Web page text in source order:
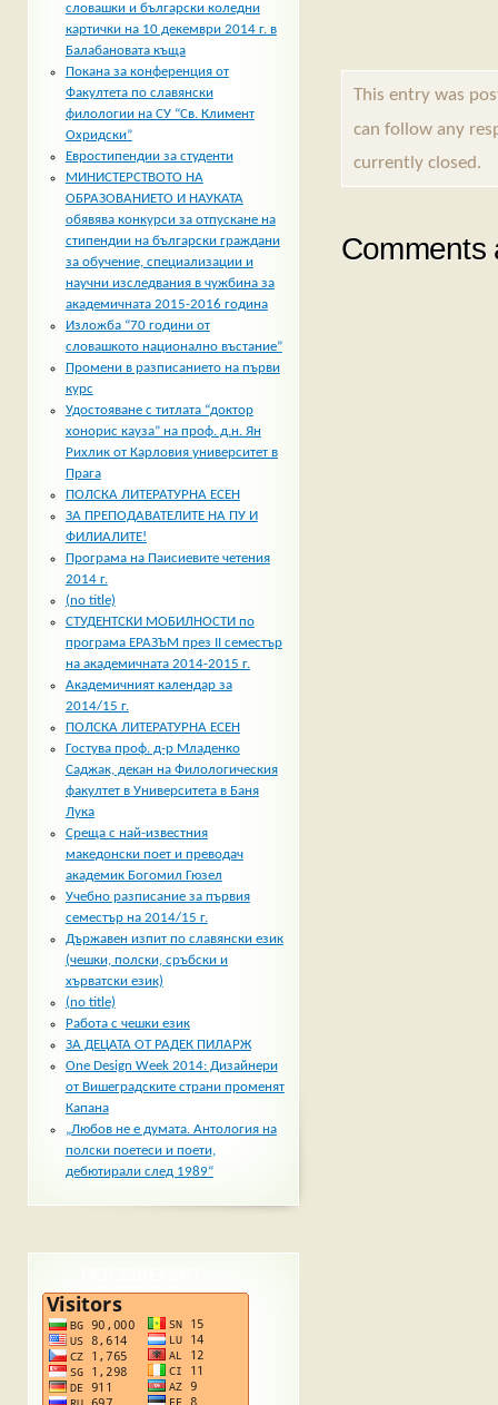
This entry was
can follow any
currently closed.
Comments
словашки и български коледни
картички на 10 декември 2014 г. в
Балабановата къща
Покана за конференция от
Факултета по славянски
филологии на СУ “Св. Климент
Охридски”
Евростипендии за студенти
МИНИСТЕРСТВОТО НА
ОБРАЗОВАНИЕТО И НАУКАТА
обявява конкурси за отпускане на
стипендии на български граждани
за обучение, специализации и
научни изследвания в чужбина за
академичната 2015-2016 година
Изложба “70 години от
словашкото национално въстание”
Промени в разписанието на първи
курс
Удостояване с титлата “доктор
хонорис кауза” на проф. д.н. Ян
Рихлик от Карловия университет в
Прага
ПОЛСКА ЛИТЕРАТУРНА ЕСЕН
ЗА ПРЕПОДАВАТЕЛИТЕ НА ПУ И
ФИЛИАЛИТЕ!
Програма на Паисиевите четения
2014 г.
(no title)
СТУДЕНТСКИ МОБИЛНОСТИ по
програма ЕРАЗЪМ през II семестър
на академичната 2014-2015 г.
Академичният календар за
2014/15 г.
ПОЛСКА ЛИТЕРАТУРНА ЕСЕН
Гостува проф. д-р Младенко
Саджак, декан на Филологическия
факултет в Университета в Баня
Лука
Среща с най-известния
македонски поет и преводач
академик Богомил Гюзел
Учебно разписание за първия
семестър на 2014/15 г.
Държавен изпит по славянски език
(чешки, полски, сръбски и
хърватски език)
(no title)
Работа с чешки език
ЗА ДЕЦАТА ОТ РАДЕК ПИЛАРЖ
One Design Week 2014: Дизайнери
от Вишеградските страни променят
Капана
„Любов не е думата. Антология на
полски поетеси и поети,
дебютирали след 1989“